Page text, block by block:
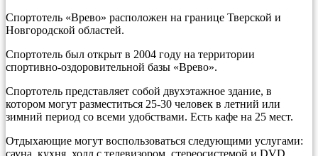
Спортотель «Врево» расположен на границе Тверской и
Новгородской областей.
Спортотель был открыт в 2004 году на территории
спортивно-оздоровительной базы «Врево».
Спортотель представляет собой двухэтажное здание, в
котором могут разместиться 25-30 человек в летний или
зимний период со всеми удобствами. Есть кафе на 25 мест.
Отдыхающие могут воспользоваться следующими услугами:
сауна, кухня, холл с телевизором, стереосистемой и DVD